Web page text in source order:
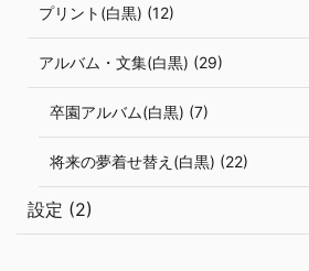
プリント(白黒) (12)
アルバム・文集(白黒) (29)
卒園アルバム(白黒) (7)
将来の夢着せ替え(白黒) (22)
設定 (2)